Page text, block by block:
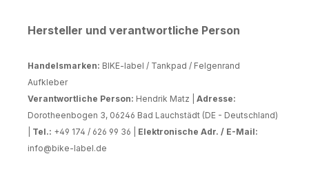
Hersteller und verantwortliche Person
Handelsmarken: BIKE-label / Tankpad / Felgenrand
Aufkleber
Verantwortliche Person: Hendrik Matz | Adresse:
Dorotheenbogen 3, 06246 Bad Lauchstädt (DE - Deutschland)
Tel.: +49 174 / 626 99 36 | Elektronische Adr. / E-Mail:
info@bike-label.de